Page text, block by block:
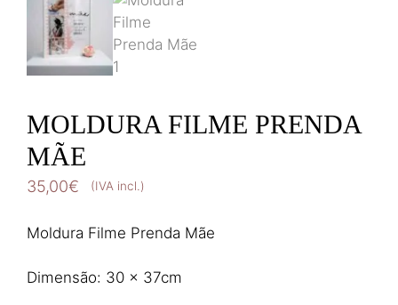
MOLDURA FILME PRENDA
MÃE
35,00€ (IVA incl.)
Moldura Filme Prenda Mãe
Dimensão: 30 x 37cm